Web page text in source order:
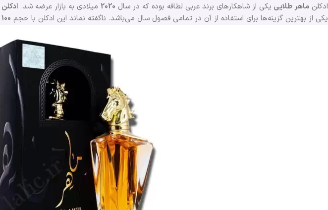
ادکلن ماهر طلایی یکی از شاهکارهای برند عربی لطافه بوده که در سال 2020 میلادی به بازار عرضه شد.
یکی از بهترین گزینه‌ها برای استفاده از آن در تمامی فصول سال می‌باشد. ناگفته نماند این ادکلن با حجم 100